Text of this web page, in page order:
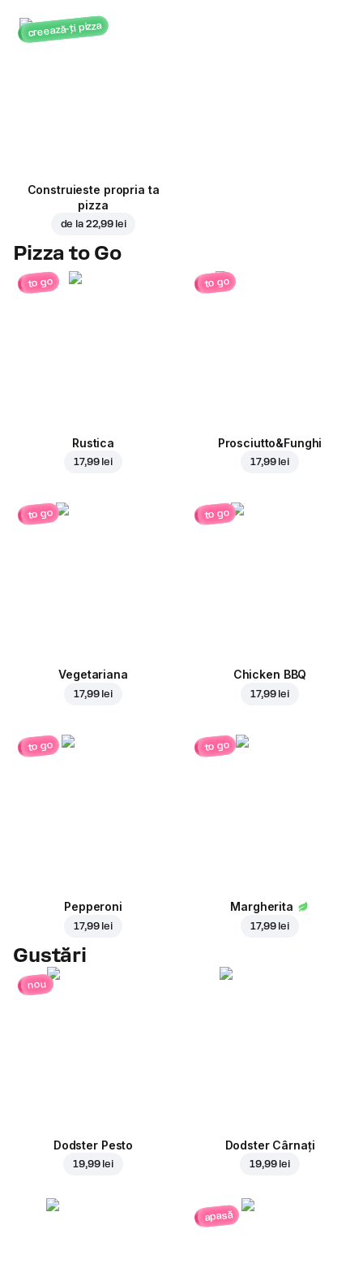
creează-ți pizza
Construieste propria ta
pizza
de la 22,99 lei
Pizza to Go
to go
Rustica
17,99 lei
to go
Prosciutto&Funghi
17,99 lei
to go
Vegetariana
17,99 lei
to go
Chicken BBQ
17,99 lei
to go
Pepperoni
17,99 lei
to go
Margherita
17,99 lei
Gustări
nou
Dodster Pesto
19,99 lei
Dodster Cârnați
19,99 lei
apasă